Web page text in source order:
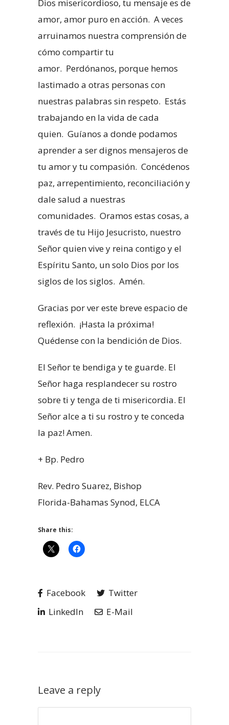
Dios misericordioso, tu mensaje es de
amor, amor puro en acción. A veces
arruinamos nuestra comprensión de
cómo compartir tu
amor. Perdónanos, porque hemos
lastimado a otras personas con
nuestras palabras sin respeto. Estás
trabajando en la vida de cada
quien. Guíanos a donde podamos
aprender a ser dignos mensajeros de
tu amor y tu compasión. Concédenos
paz, arrepentimiento, reconciliación y
dale salud a nuestras
comunidades. Oramos estas cosas, a
través de tu Hijo Jesucristo, nuestro
Señor quien vive y reina contigo y el
Espíritu Santo, un solo Dios por los
siglos de los siglos. Amén.
Gracias por ver este breve espacio de
reflexión. ¡Hasta la próxima!
Quédense con la bendición de Dios.
El Señor te bendiga y te guarde. El
Señor haga resplandecer su rostro
sobre ti y tenga de ti misericordia. El
Señor alce a ti su rostro y te conceda
la paz! Amen.
+ Bp. Pedro
Rev. Pedro Suarez, Bishop
Florida-Bahamas Synod, ELCA
Share this:
Facebook
Twitter
LinkedIn
E-Mail
Leave a reply